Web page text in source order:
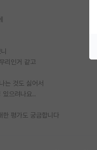
리인거 같고
는 것도 싫어서
있으려나요..
한 평가도 궁금합니다